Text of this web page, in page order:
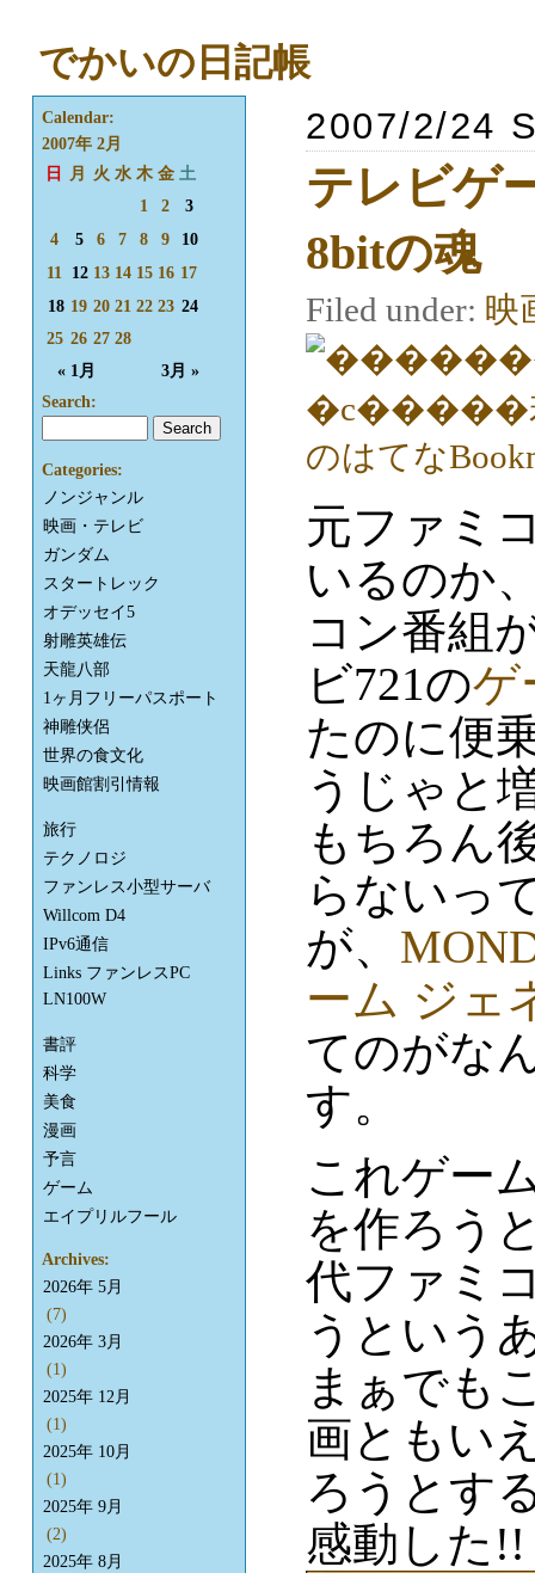
でかいの日記帳
2007/2/24
テレビゲ
8bitの魂
Filed under: 映
元ファミ
いるのか
コン番組
ビ721のゲ
たのに便
うじゃと
もちろん
らないっ
が、
ーム ジェ
てのがな
す。
これゲー
を作ろう
代ファミ
うという
まぁでも
画ともい
ろうとす
感動した!!
Calendar:
2007年 2月
日
月 火 水 木 金 土
« 1月 3月 »
1 2
3
4
5 6 7 8 9
10
11
12 13 14 15 16 17
18 19 20 21 22 23 24
25 26 27 28
Search:
Categories:
ノンジャンル
映画・テレビ
ガンダム
スタートレック
オデッセイ5
射雕英雄伝
天龍八部
1ヶ月フリーパスポート
神雕侠侶
世界の食文化
映画館割引情報
旅行
テクノロジ
ファンレス小型サーバ
Willcom D4
IPv6通信
Links ファンレスPC
LN100W
書評
科学
美食
漫画
予言
ゲーム
エイプリルフール
Archives:
2026年 5月
(7)
2026年 3月
(1)
2025年 12月
(1)
2025年 10月
(1)
2025年 9月
(2)
2025年 8月